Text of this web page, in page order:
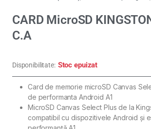
CARD MicroSD
C.A
Disponibilitate: Stoc epuizat
Card de memorie microSD Canvas
de performanta Android A1
MicroSD Canvas Select Plus de la
compatibil cu dispozitivele Android și